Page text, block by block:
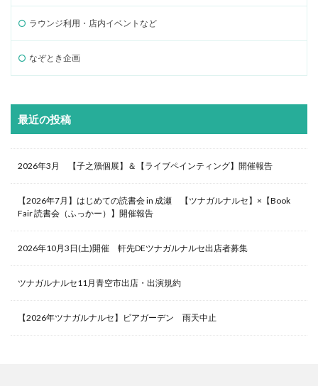
ラウンジ利用・店内イベントなど
なぞとき企画
最近の投稿
2026年3月 【子之籏個展】＆【ライブペインティング】開催報告
【2026年7月】はじめての読書会 in 成瀬 【ツナガルナルセ】×【Book
Fair 読書会（ふっかー）】開催報告
2026年10月3日(土)開催 軒先DEツナガルナルセ出店者募集
ツナガルナルセ11月青空市出店・出演規約
【2026年ツナガルナルセ】ビアガーデン 雨天中止